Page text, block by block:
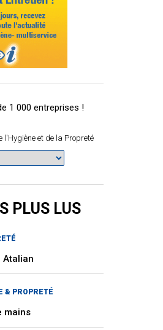
et de la Propreté
PLUS LUS
Atalian
& PROPRETÉ
mains